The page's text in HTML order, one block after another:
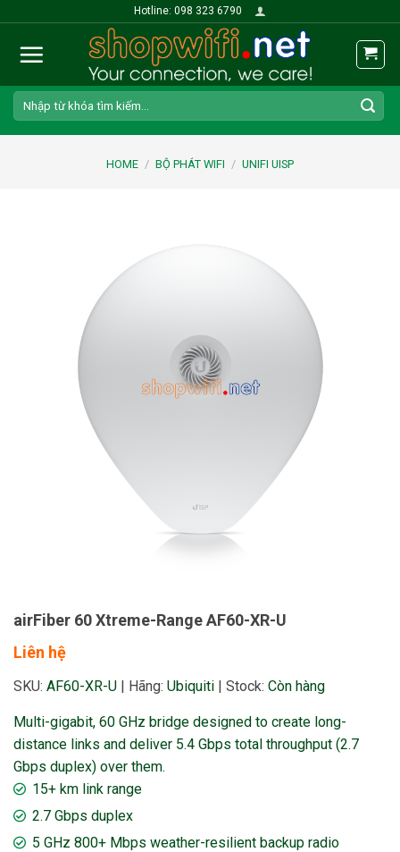
content
Hotline: 098 323 6790
Search
for:
HOME / BỘ PHÁT WIFI / UNIFI UISP
airFiber 60 Xtreme-Range AF60-XR-U
Liên hệ
SKU: AF60-XR-U | Hãng: Ubiquiti | Stock: Còn hàng
Multi-gigabit, 60 GHz bridge designed to create long-
distance links and deliver 5.4 Gbps total throughput (2.7
Gbps duplex) over them.
15+ km link range
2.7 Gbps duplex
5 GHz 800+ Mbps weather-resilient backup radio